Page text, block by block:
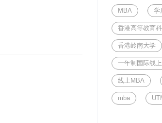
MBA 学
香港高等教育
香港岭南大学
一年制国际线
线上MBA
mba